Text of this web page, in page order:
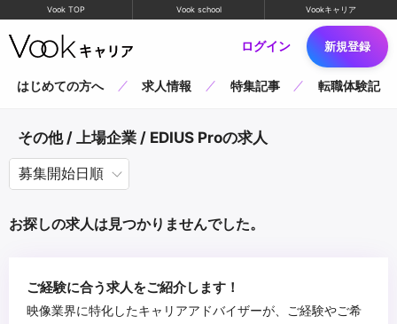
Vook TOP Vook school Vookキャリア
ログイン 新規登録
はじめての方へ 求人情報 特集記事 転職体験記
その他 / 上場企業 / EDIUS Proの求人
お探しの求人は見つかりませんでした。
ご経験に合う求人をご紹介します！
映像業界に特化したキャリアアドバイザーが、ご経験やご希